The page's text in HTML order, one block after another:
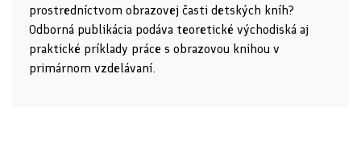
prostredníctvom obrazovej časti detských kníh?
Odborná publikácia podáva teoretické východiská aj
praktické príklady práce s obrazovou knihou v
primárnom vzdelávaní.